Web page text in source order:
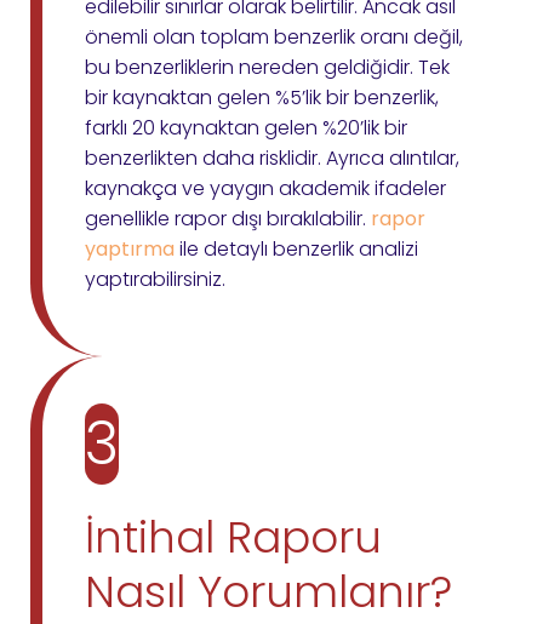
edilebilir sınırlar olarak belirtilir. Ancak asıl
önemli olan toplam benzerlik oranı değil,
bu benzerliklerin nereden geldiğidir. Tek
bir kaynaktan gelen %5’lik bir benzerlik,
farklı 20 kaynaktan gelen %20’lik bir
benzerlikten daha risklidir. Ayrıca alıntılar,
kaynakça ve yaygın akademik ifadeler
genellikle rapor dışı bırakılabilir. rapor
yaptırma ile detaylı benzerlik analizi
yaptırabilirsiniz.
3
İntihal Raporu
Nasıl Yorumlanır?